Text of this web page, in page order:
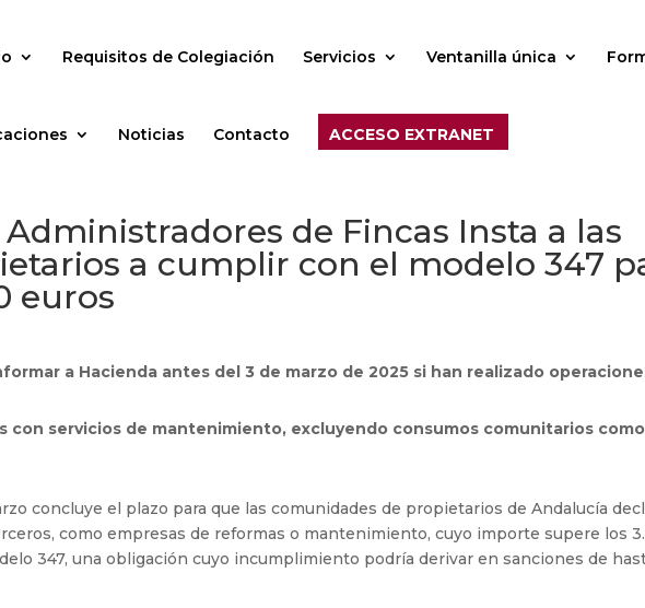
Requisitos de Colegiación Servicios Ventanilla única
Noticias Contacto ACCESO EXTRANET
de Fincas Insta a las
a cumplir con el modelo 347
euros
a Hacienda antes del 3 de marzo de 2025 si han realizado
con servicios de mantenimiento, excluyendo consumos comunitarios
concluye el plazo para que las comunidades de propietarios de Andalucía
como empresas de reformas o mantenimiento, cuyo importe supere los
347, una obligación cuyo incumplimiento podría derivar en sanciones de